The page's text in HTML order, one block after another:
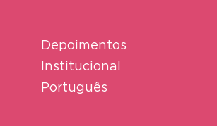
Depoimentos
Institucional
Português